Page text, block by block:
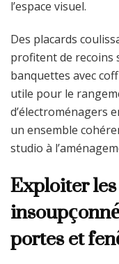
l’espace visuel.
Des placards
profitent de recoins
banquettes avec
utile pour le
d’électroménagers
un ensemble
studio à
Exploiter
portes et